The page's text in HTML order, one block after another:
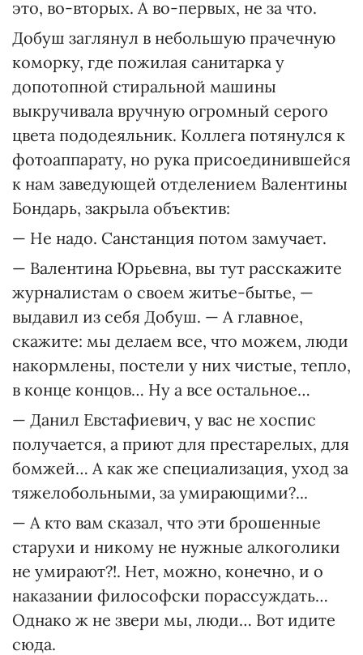
это, во-вторых. А во-первых, не за что.
Добуш заглянул в небольшую прачечную
коморку, где пожилая санитарка у
допотопной стиральной машины
выкручивала вручную огромный серого
цвета пододеяльник. Коллега потянулся к
фотоаппарату, но рука присоединившейся
к нам заведующей отделением Валентины
Бондарь, закрыла объектив:
— Не надо. Санстанция потом замучает.
— Валентина Юрьевна, вы тут расскажите
журналистам о своем житье-бытье, —
выдавил из себя Добуш. — А главное,
скажите: мы делаем все, что можем, люди
накормлены, постели у них чистые, тепло,
в конце концов… Ну а все остальное…
— Данил Евстафиевич, у вас не хоспис
получается, а приют для престарелых, для
бомжей… А как же специализация, уход за
тяжелобольными, за умирающими?...
— А кто вам сказал, что эти брошенные
старухи и никому не нужные алкоголики
не умирают?!. Нет, можно, конечно, и о
наказании философски порассуждать…
Однако ж не звери мы, люди… Вот идите
сюда.